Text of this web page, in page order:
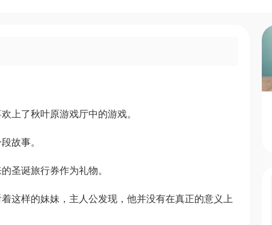
上了秋叶原游戏厅中的游戏。
故事。
圣诞旅行券作为礼物。
这样的妹妹，主人公发现，他并没有在真正的意义上